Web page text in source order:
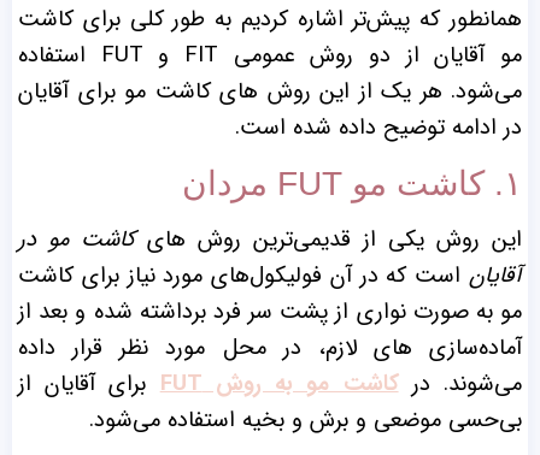
همانطور که پیش‌تر اشاره کردیم به طور کلی برای کاشت
مو آقایان از دو روش عمومی FIT و FUT استفاده
می‌شود. هر یک از این روش های کاشت مو برای آقایان
در ادامه توضیح داده شده است.
۱. کاشت مو FUT مردان
این روش یکی از قدیمی‌‌ترین روش‌ هایکاشت مو در
آقایان است که در آن فولیکول‌های مورد نیاز برای کاشت
مو به صورت نواری از پشت سر فرد برداشته شده و بعد از
آماده‌سازی ‌های لازم، در محل مورد نظر قرار داده
می‌شوند. درکاشت مو به روش FUT
برای آقایان از
بی‌‌حسی موضعی و برش و بخیه استفاده می‌شود.